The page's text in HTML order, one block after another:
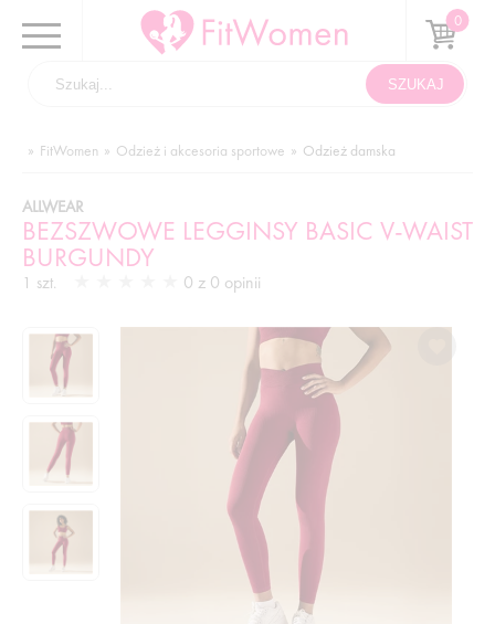
FitWomen Odzież i akcesoria sportowe Odzież damska
BEZSZWOWE LEGGINSY BASIC V-WAIST
BURGUNDY
ALLWEAR
1 szt. 0 z 0 opinii